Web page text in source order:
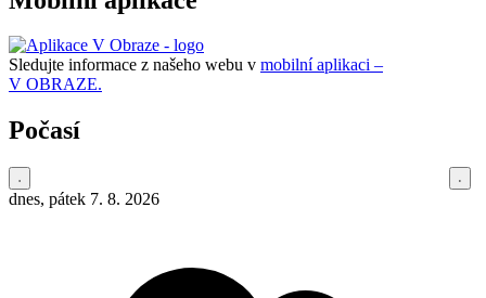
Sledujte informace z našeho webu v mobilní aplikaci –
V OBRAZE.
Počasí
dnes, pátek 7. 8. 2026